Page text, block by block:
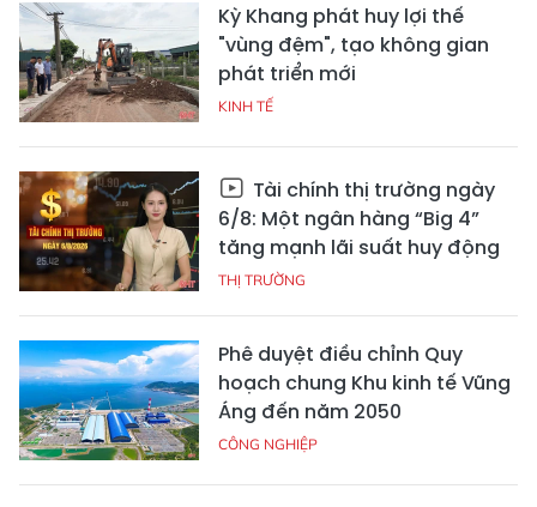
Kỳ Khang phát huy lợi thế
"vùng đệm", tạo không gian
phát triển mới
KINH TẾ
Tài chính thị trường ngày
6/8: Một ngân hàng “Big 4”
tăng mạnh lãi suất huy động
THỊ TRƯỜNG
Phê duyệt điều chỉnh Quy
hoạch chung Khu kinh tế Vũng
Áng đến năm 2050
CÔNG NGHIỆP